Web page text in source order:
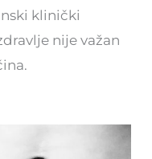
klinički
nije važan